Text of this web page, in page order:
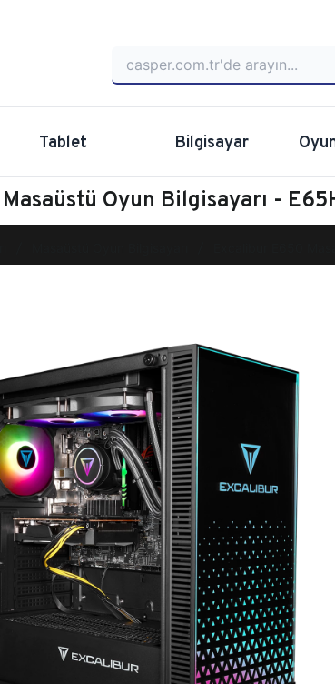
Tablet Bilgisayar
Oyun Bilgisayarı -